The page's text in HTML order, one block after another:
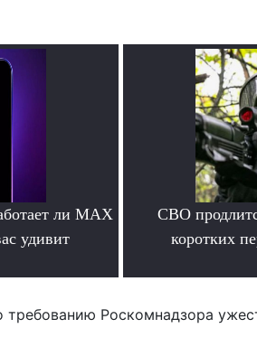
ли MAX
удивит
СВО
коротких
требованию Роскомнадзора